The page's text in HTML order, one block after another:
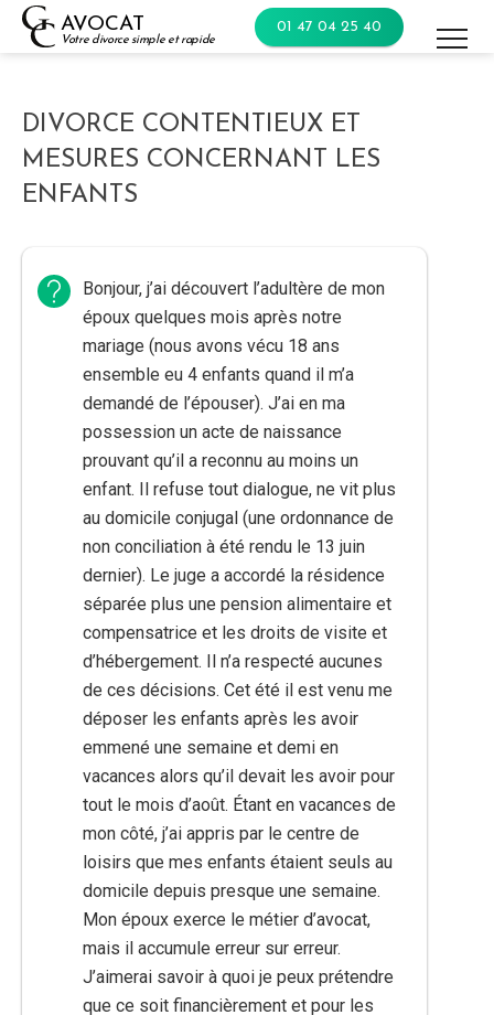
Skip
AVOCAT
Votre divorce simple et rapide
01 47 04 25 40
DIVORCE CONTENTIEUX ET
MESURES CONCERNANT LES
ENFANTS
Bonjour, j’ai découvert l’adultère de mon
époux quelques mois après notre
mariage (nous avons vécu 18 ans
ensemble eu 4 enfants quand il m’a
demandé de l’épouser). J’ai en ma
possession un acte de naissance
prouvant qu’il a reconnu au moins un
enfant. Il refuse tout dialogue, ne vit plus
au domicile conjugal (une ordonnance de
non conciliation à été rendu le 13 juin
dernier). Le juge a accordé la résidence
séparée plus une pension alimentaire et
compensatrice et les droits de visite et
d’hébergement. Il n’a respecté aucunes
de ces décisions. Cet été il est venu me
déposer les enfants après les avoir
emmené une semaine et demi en
vacances alors qu’il devait les avoir pour
tout le mois d’août. Étant en vacances de
mon côté, j’ai appris par le centre de
loisirs que mes enfants étaient seuls au
domicile depuis presque une semaine.
Mon époux exerce le métier d’avocat,
mais il accumule erreur sur erreur.
J’aimerai savoir à quoi je peux prétendre
que ce soit financièrement et pour les